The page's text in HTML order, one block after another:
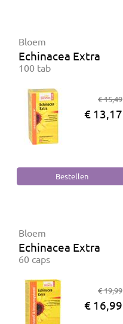
Bloem
Echinacea Extra
100 tab
€ 15,49
€ 13,17
Bloem
Echinacea Extra
60 caps
€ 19,99
€ 16,99